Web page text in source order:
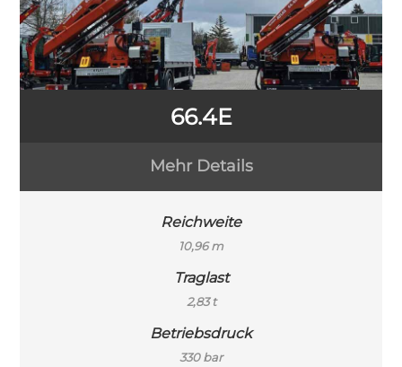
66.4E
Mehr Details
Reichweite
10,96 m
Traglast
2,83 t
Betriebsdruck
330 bar